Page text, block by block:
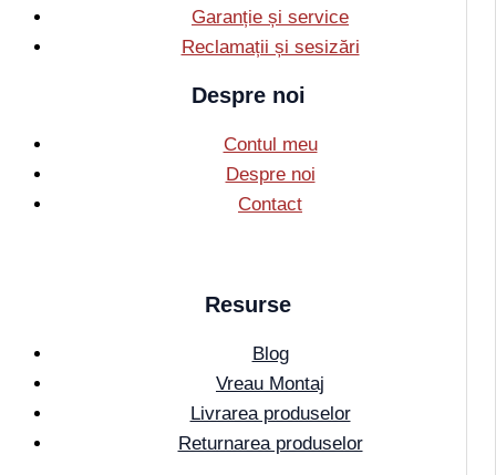
Garanție și service
Reclamații și sesizări
Despre noi
Contul meu
Despre noi
Contact
Resurse
Blog
Vreau Montaj
Livrarea produselor
Returnarea produselor